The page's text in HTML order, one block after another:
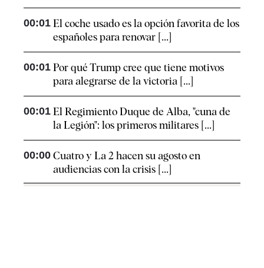
00:01 El coche usado es la opción favorita de los
españoles para renovar [...]
00:01 Por qué Trump cree que tiene motivos
para alegrarse de la victoria [...]
00:01 El Regimiento Duque de Alba, "cuna de
la Legión": los primeros militares [...]
00:00 Cuatro y La 2 hacen su agosto en
audiencias con la crisis [...]